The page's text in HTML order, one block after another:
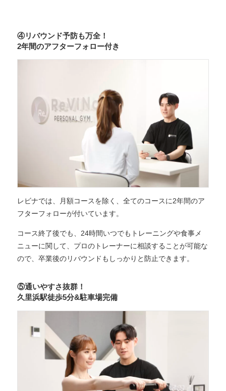
④リバウンド予防も万全！
2年間のアフターフォロー付き
レビナでは、月額コースを除く、全てのコースに2年間のア
フターフォローが付いています。
コース終了後でも、24時間いつでもトレーニングや食事メ
ニューに関して、プロのトレーナーに相談することが可能な
ので、卒業後のリバウンドもしっかりと防止できます。
⑤通いやすさ抜群！
久里浜駅徒歩5分&駐車場完備